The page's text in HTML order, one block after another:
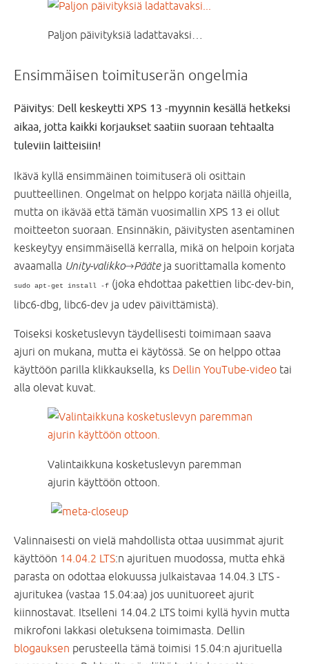
Paljon päivityksiä ladattavaksi…
Ensimmäisen toimituserän ongelmia
Päivitys: Dell keskeytti XPS 13 -myynnin kesällä hetkeksi
aikaa, jotta kaikki korjaukset saatiin suoraan tehtaalta
tuleviin laitteisiin!
Ikävä kyllä ensimmäinen toimituserä oli osittain
puutteellinen. Ongelmat on helppo korjata näillä ohjeilla,
mutta on ikävää että tämän vuosimallin XPS 13 ei ollut
moitteeton suoraan. Ensinnäkin, päivitysten asentaminen
keskeytyy ensimmäisellä kerralla, mikä on helpoin korjata
avaamalla Unity-valikko→Pääteja suorittamalla komento
sudo apt-get install -f (joka ehdottaa pakettien libc-dev-bin,
libc6-dbg, libc6-dev ja udev päivittämistä).
Toiseksi kosketuslevyn täydellisesti toimimaan saava
ajuri on mukana, mutta ei käytössä. Se on helppo ottaa
käyttöön parilla klikkauksella, ks Dellin YouTube-video tai
alla olevat kuvat.
Valintaikkuna kosketuslevyn paremman
ajurin käyttöön ottoon.
Valinnaisesti on vielä mahdollista ottaa uusimmat ajurit
käyttöön 14.04.2 LTS:n ajurituen muodossa, mutta ehkä
parasta on odottaa elokuussa julkaistavaa 14.04.3 LTS -
ajuritukea (vastaa 15.04:aa) jos uunituoreet ajurit
kiinnostavat. Itselleni 14.04.2 LTS toimi kyllä hyvin mutta
mikrofoni lakkasi oletuksena toimimasta. Dellin
blogauksen perusteella tämä toimisi 15.04:n ajurituella